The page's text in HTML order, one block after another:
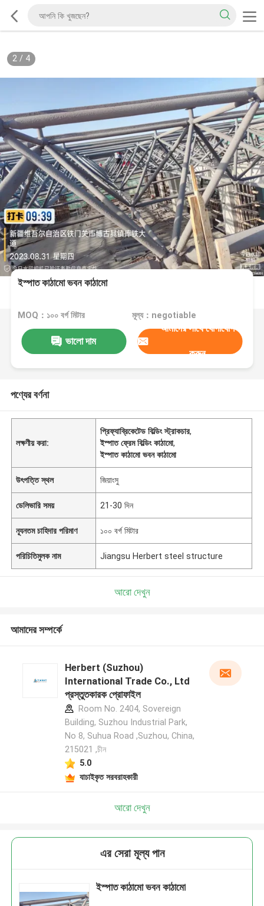
2/ 4
ইস্পাত কাঠামো ভবন কাঠামো
MOQ：১০০ বর্গ মিটার মূল্য：negotiable
ভালো দাম
আমাদের সাথে যোগাযোগ
করুন
পণ্যের বর্ণনা
লক্ষণীয় করা:
প্রিফ্যাব্রিকেটেড বিল্ডিং স্ট্রাকচার,
ইস্পাত ফ্রেম বিল্ডিং কাঠামো,
ইস্পাত কাঠামো ভবন কাঠামো
উৎপত্তি স্থল জিয়াংসু
ডেলিভারি সময় 21-30 দিন
ন্যূনতম চাহিদার পরিমাণ ১০০ বর্গ মিটার
পরিচিতিমুলক নাম Jiangsu Herbert steel structure
আরো দেখুন
আমাদের সম্পর্কে
Herbert (Suzhou)
International Trade Co., Ltd
প্রস্তুতকারক প্রোফাইল
Room No. 2404, Sovereign
Building, Suzhou Industrial Park,
No 8, Suhua Road ,Suzhou, China,
215021 ,চীন
5.0
যাচাইকৃত সরবরাহকারী
আরো দেখুন
এর সেরা মূল্য পান
ইস্পাত কাঠামো ভবন কাঠামো